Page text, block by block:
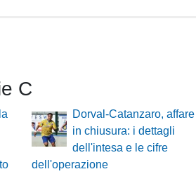
C
Dorval-Catanzaro, affare
in chiusura: i dettagli
dell'intesa e le cifre
dell'operazione